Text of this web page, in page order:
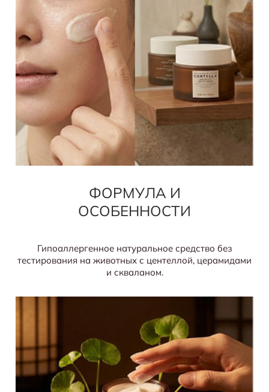
ФОРМУЛА И
ОСОБЕННОСТИ
Гипоаллергенное натуральное средство без
тестирования на животных с центеллой, церамидами
и скваланом.